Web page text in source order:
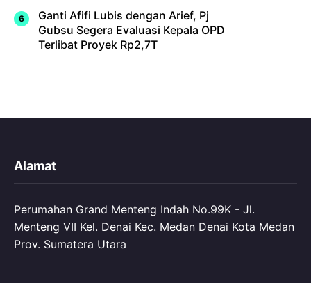
Ganti Afifi Lubis dengan Arief, Pj
Gubsu Segera Evaluasi Kepala OPD
Terlibat Proyek Rp2,7T
Alamat
Perumahan Grand Menteng Indah No.99K - Jl.
Menteng VII Kel. Denai Kec. Medan Denai Kota Medan
Prov. Sumatera Utara